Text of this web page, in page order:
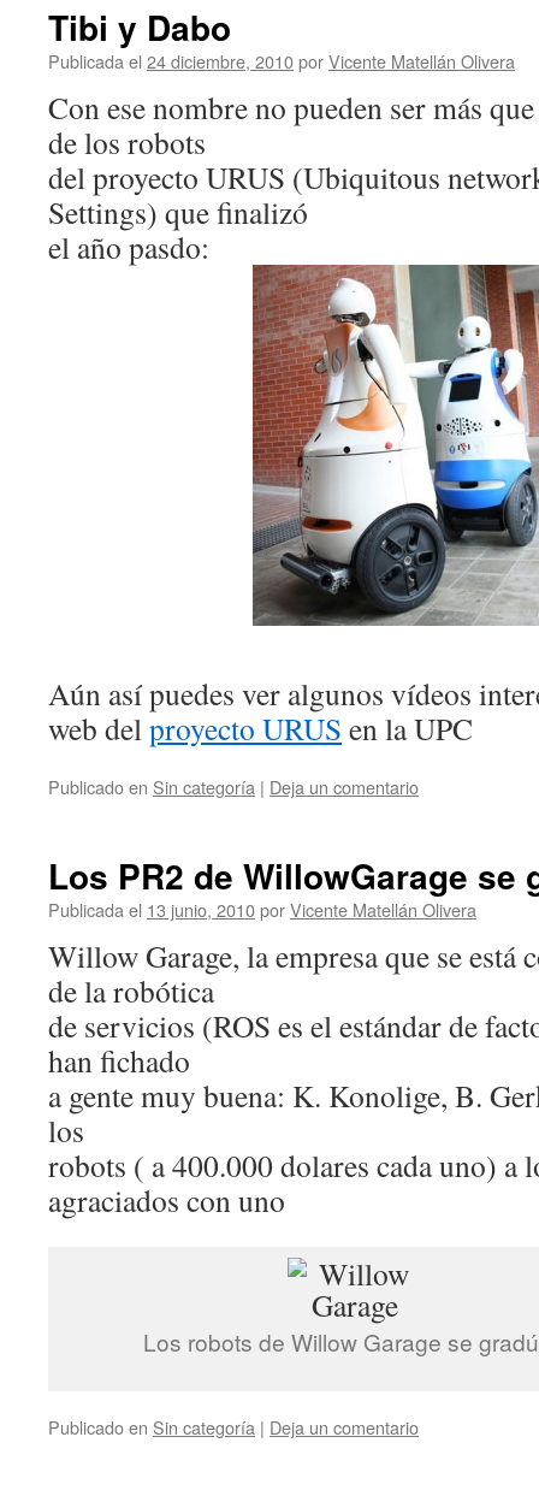
Tibi y Dabo
Publicada el 24 diciembre, 2010porVicente Matellán Olivera
Con ese nombre no pueden ser más
de los robots
del proyecto URUS (Ubiquitous
Settings) que finalizó
el año pasdo:
Aún así puedes ver algunos vídeos
web delproyecto URUS en la UPC
Publicado en Sin categoría | Deja un comentario
Los PR2 de WillowGarage se
Publicada el 13 junio, 2010porVicente Matellán Olivera
Willow Garage, la empresa que se está
de la robótica
de servicios (ROS es el estándar de
han fichado
a gente muy buena: K. Konolige, B.
los
robots ( a 400.000 dolares cada uno) a
agraciados con uno
Los robots de Willow Garage se
Publicado en Sin categoría | Deja un comentario